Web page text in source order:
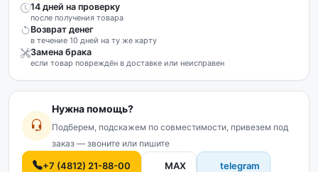
14 дней на проверку
после получения товара
Возврат денег
в течение 10 дней на ту же карту
Замена брака
если товар повреждён в доставке или неисправен
Нужна помощь?
Подберем, подскажем по совместимости, привезем под
заказ — звоните или пишите
+7 (4812) 21-88-00 MAX telegram